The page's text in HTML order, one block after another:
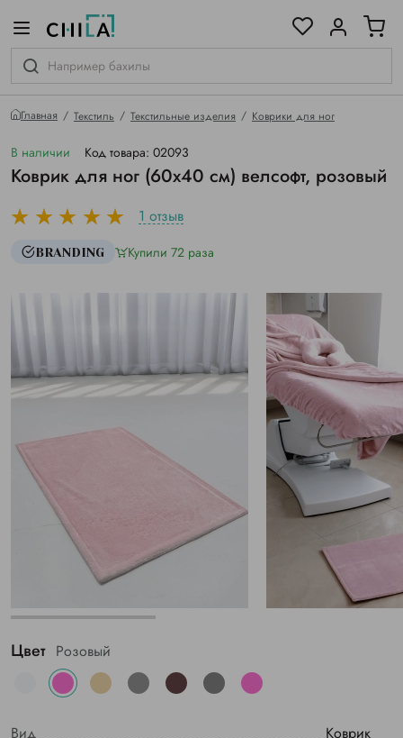
Главная Текстиль Текстильные изделия Коврики для ног
В наличии Код товара: 02093
Коврик для ног (60х40 см) велсофт, розовый
1 отзыв
BRANDING Купили 72 раза
Цвет Розовый
Вид
Коврик
гамме